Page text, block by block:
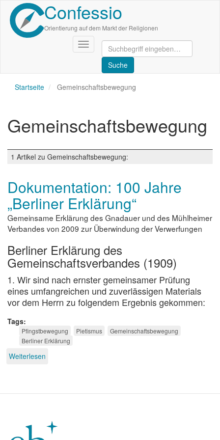
Direkt
zum
Inhalt
Confessio
Orientierung auf dem Markt der Religionen
Navigation
aktivieren/deaktivieren
Startseite Gemeinschaftsbewegung
Gemeinschaftsbewegung
1 Artikel zu Gemeinschaftsbewegung:
Dokumentation: 100 Jahre
„Berliner Erklärung“
Gemeinsame Erklärung des Gnadauer und des Mühlheimer
Verbandes von 2009 zur Überwindung der Verwerfungen
Berliner Erklärung des
Gemeinschaftsverbandes (1909)
1. Wir sind nach ernster gemeinsamer Prüfung
eines umfangreichen und zuverlässigen Materials
vor dem Herrn zu folgendem Ergebnis gekommen:
Tags
Pfingstbewegung Pietismus
Gemeinschaftsbewegung
Berliner Erklärung
Weiterlesen
„Berliner